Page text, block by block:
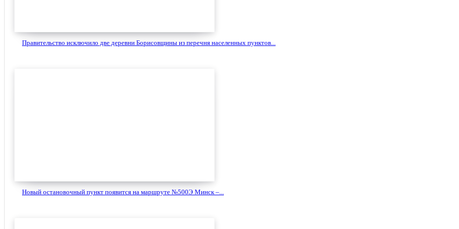
Правительство исключило две деревни Борисовщины из перечня населенных пунктов...
Новый остановочный пункт появится на маршруте №500Э Минск –...